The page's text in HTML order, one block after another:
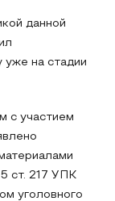
данной
уже на стадии
с участием
ст. 217 УПК
уголовного